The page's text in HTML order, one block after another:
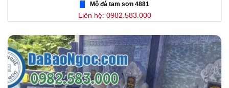
Mộ đá tam sơn 4881
Liên hệ: 0982.583.000